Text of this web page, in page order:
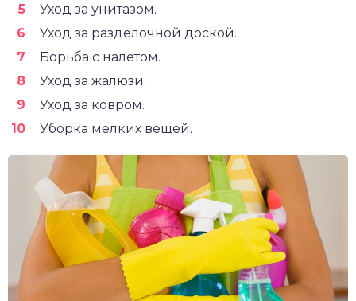
Уход за унитазом.
Уход за разделочной доской.
Борьба с налетом.
Уход за жалюзи.
Уход за ковром.
Уборка мелких вещей.